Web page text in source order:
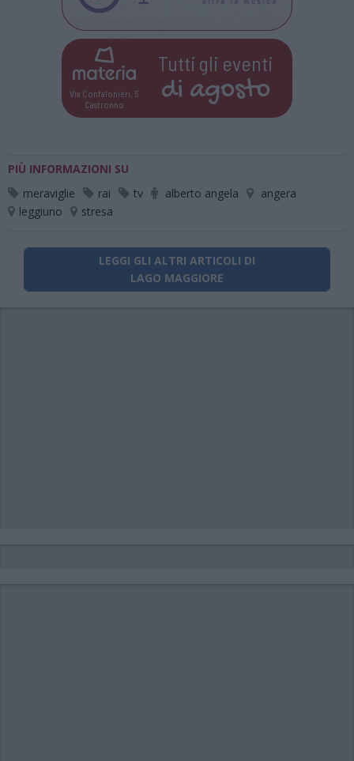
Via Confalonieri, 5
Castronno
Tutti gli eventi
di agosto
PIÙ INFORMAZIONI SU
meraviglie
rai tv alberto angela
angera
leggiuno
stresa
LEGGI GLI ALTRI ARTICOLI DI
LAGO MAGGIORE